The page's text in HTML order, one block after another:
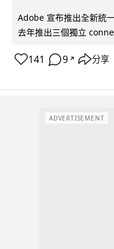
Adobe 宣布推出全新統
去年推出三個獨立
141 9 ↗ 分享
ADVERTISEMENT